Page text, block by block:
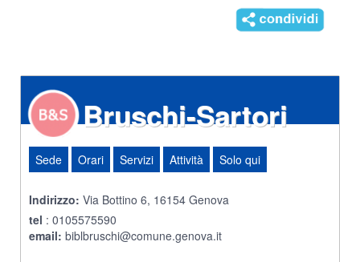
Bruschi-Sartori
Sede Orari Servizi Attività Solo qui
Indirizzo: Via Bottino 6, 16154 Genova
tel : 0105575590
email: biblbruschi@comune.genova.it